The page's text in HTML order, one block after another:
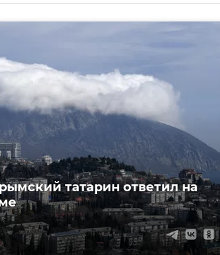
татарин ответил на